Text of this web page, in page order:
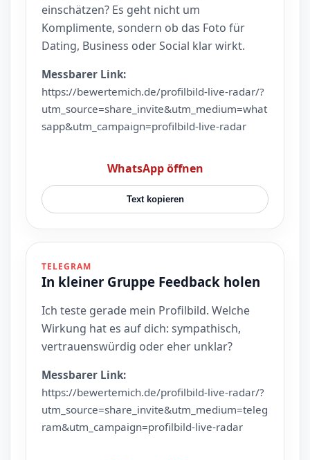
einschätzen? Es geht nicht um
Komplimente, sondern ob das Foto für
Dating, Business oder Social klar wirkt.
Messbarer Link:
https://bewertemich.de/profilbild-live-radar/?
utm_source=share_invite&utm_medium=what
sapp&utm_campaign=profilbild-live-radar
WhatsApp öffnen
Text kopieren
TELEGRAM
In kleiner Gruppe Feedback holen
Ich teste gerade mein Profilbild. Welche
Wirkung hat es auf dich: sympathisch,
vertrauenswürdig oder eher unklar?
Messbarer Link:
https://bewertemich.de/profilbild-live-radar/?
utm_source=share_invite&utm_medium=teleg
ram&utm_campaign=profilbild-live-radar